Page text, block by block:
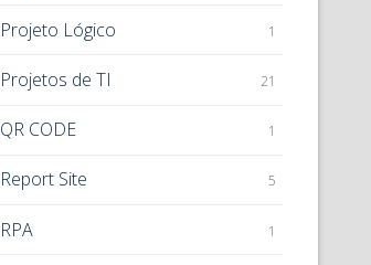
Projeto Lógico 1
Projetos de TI 21
QR CODE 1
Report Site 5
RPA 1